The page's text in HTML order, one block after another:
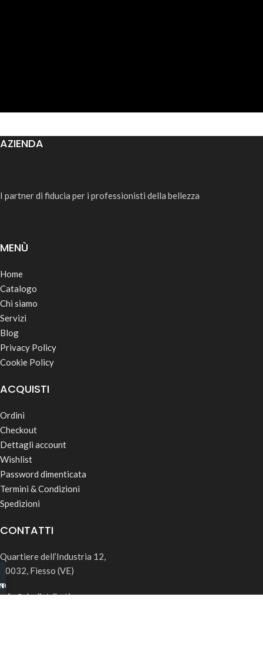
AZIENDA
I partner di fiducia per i professionisti della bellezza
MENÙ
Home
Catalogo
Chi siamo
Servizi
Blog
Privacy Policy
Cookie Policy
ACQUISTI
Ordini
Checkout
Dettagli account
Wishlist
Password dimenticata
Termini & Condizioni
Spedizioni
CONTATTI
Quartiere dell’Industria 12,
30032, Fiesso (VE)
info@rk-distribution.com
B2B